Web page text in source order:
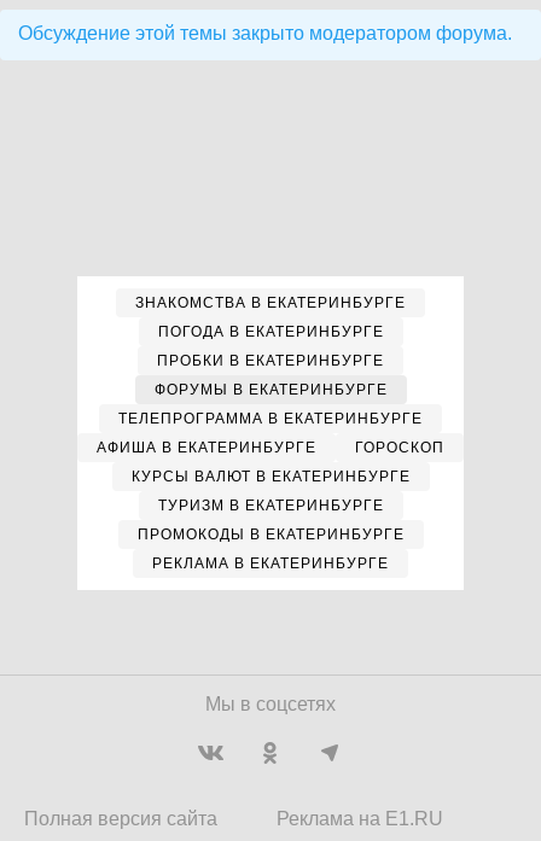
Обсуждение этой темы закрыто модератором форума.
ЗНАКОМСТВА В ЕКАТЕРИНБУРГЕ
ПОГОДА В ЕКАТЕРИНБУРГЕ
ПРОБКИ В ЕКАТЕРИНБУРГЕ
ФОРУМЫ В ЕКАТЕРИНБУРГЕ
ТЕЛЕПРОГРАММА В ЕКАТЕРИНБУРГЕ
АФИША В ЕКАТЕРИНБУРГЕ
ГОРОСКОП
КУРСЫ ВАЛЮТ В ЕКАТЕРИНБУРГЕ
ТУРИЗМ В ЕКАТЕРИНБУРГЕ
ПРОМОКОДЫ В ЕКАТЕРИНБУРГЕ
РЕКЛАМА В ЕКАТЕРИНБУРГЕ
Мы в соцсетях
Полная версия сайта
Реклама на E1.RU